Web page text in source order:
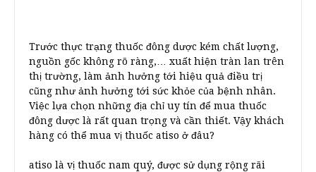
Trước thực trạng thuốc đông dược kém chất lượng,
nguồn gốc không rõ ràng,… xuất hiện tràn lan trên
thị trường, làm ảnh hưởng tới hiệu quả điều trị
cũng như ảnh hưởng tới sức khỏe của bệnh nhân.
Việc lựa chọn những địa chỉ uy tín để mua thuốc
đông dược là rất quan trọng và cần thiết. Vậy khách
hàng có thể mua vị thuốc atiso ở đâu?
atiso là vị thuốc nam quý, được sử dụng rộng rãi